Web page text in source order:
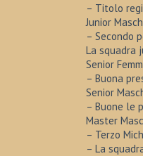
– Titolo
Junior
– Secondo
La squadra
Senior
– Buona
Senior
– Buone le
Master
– Terzo
– La